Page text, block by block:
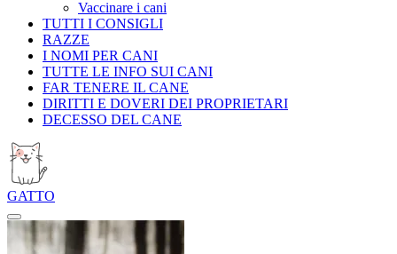
Vaccinare i cani
TUTTI I CONSIGLI
RAZZE
I NOMI PER CANI
TUTTE LE INFO SUI CANI
FAR TENERE IL CANE
DIRITTI E DOVERI DEI PROPRIETARI
DECESSO DEL CANE
GATTO